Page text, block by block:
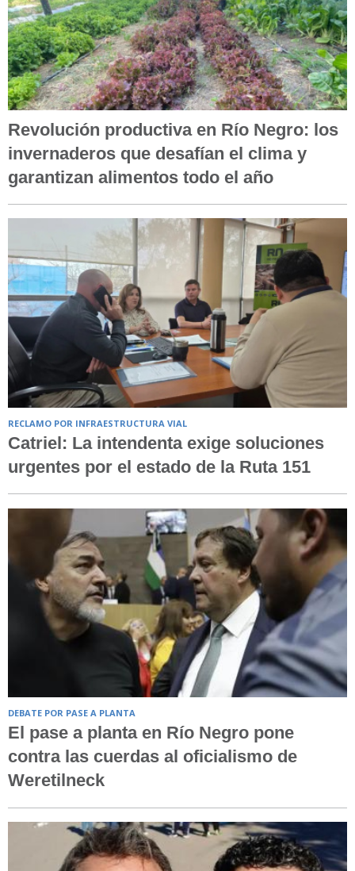
Revolución productiva en Río Negro: los
invernaderos que desafían el clima y
garantizan alimentos todo el año
RECLAMO POR INFRAESTRUCTURA VIAL
Catriel: La intendenta exige soluciones
urgentes por el estado de la Ruta 151
DEBATE POR PASE A PLANTA
El pase a planta en Río Negro pone
contra las cuerdas al oficialismo de
Weretilneck